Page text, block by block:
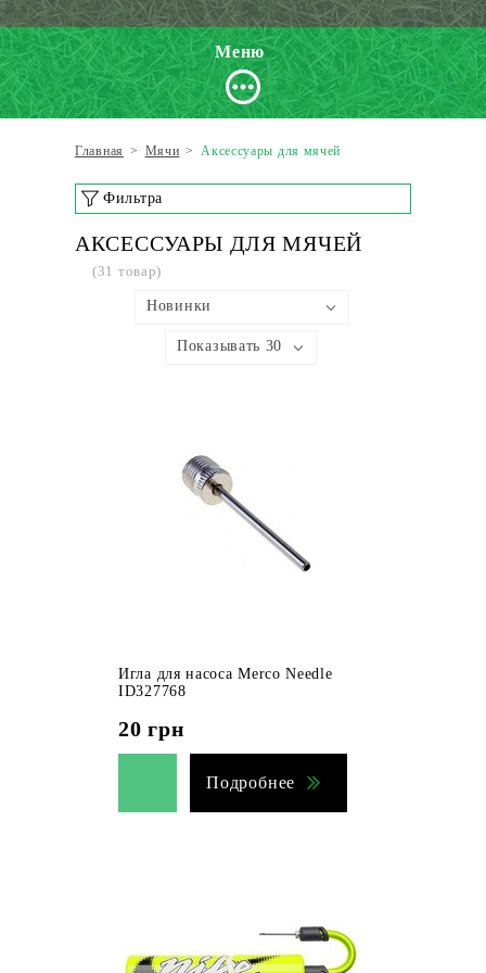
Меню
Главная > Мячи > Аксессуары для мячей
Фильтра
АКСЕССУАРЫ ДЛЯ МЯЧЕЙ
(31 товар)
Новинки
Показывать 30
Игла для насоса Merco Needle
ID327768
20 грн
Подробнее